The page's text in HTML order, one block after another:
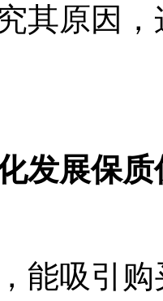
其原因
发展保质
吸引购